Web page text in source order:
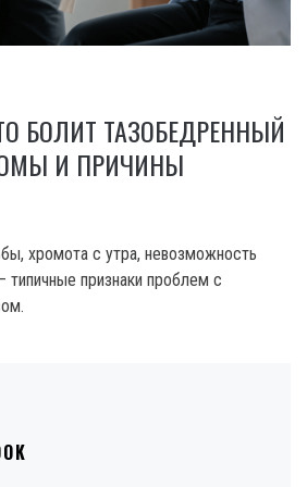
БОЛИТ ТАЗОБЕДРЕННЫЙ
И ПРИЧИНЫ
хромота с утра, невозможность
типичные признаки проблем с